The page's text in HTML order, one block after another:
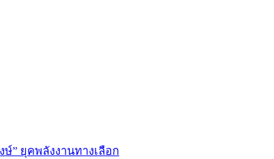
ษ์” ยุคพลังงานทางเลือก